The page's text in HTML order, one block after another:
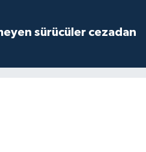
sürücüler cezadan